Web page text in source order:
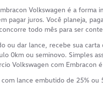
Volkswagen é a forma
pagar juros. Você planeja,
todo mês para ser
ou dar lance, recebe sua
0km ou seminovo. Simples
Volkswagen com Embracon
lance embutido de 25% ou